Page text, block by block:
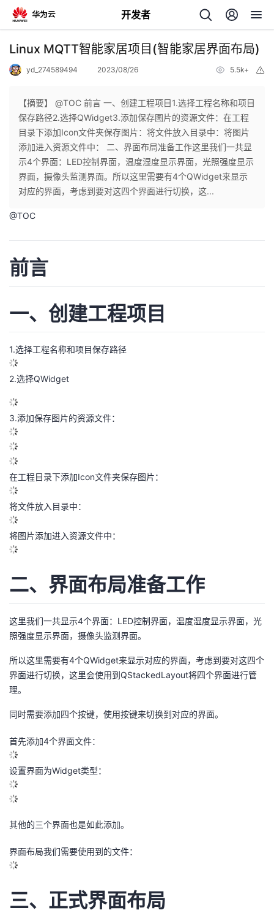
开发者
返
个
人
我
发
的
博
客
我
的
论
我
的
子
我
直
播
的
活
动
我
的
关
开
学
堂
我
课
程
的
认
证
我
的
实
我
的
藏
的
我
持
我
的
术
支
持
我
云
声
建
Linux MQTT智能家居项目(智能家居界面布局)
yd_274589494 2023/08/26 5.5k+
【摘要】 @TOC 前言 一、创建工程项目1.选择工程名称和项目
保存路径2.选择QWidget3.添加保存图片的资源文件：在工程
目录下添加Icon文件夹保存图片：将文件放入目录中：将图片
添加进入资源文件中： 二、界面布局准备工作这里我们一共显
示4个界面：LED控制界面，温度湿度显示界面，光照强度显示
界面，摄像头监测界面。所以这里需要有4个QWidget来显示
对应的界面，考虑到要对这四个界面进行切换，这...
@TOC
前言
一、创建工程项目
1.选择工程名称和项目保存路径
2.选择QWidget
3.添加保存图片的资源文件：
在工程目录下添加Icon文件夹保存图片：
将文件放入目录中：
将图片添加进入资源文件中：
二、界面布局准备工作
这里我们一共显示4个界面：LED控制界面，温度湿度显示界面，光
照强度显示界面，摄像头监测界面。
所以这里需要有4个QWidget来显示对应的界面，考虑到要对这四个
界面进行切换，这里会使用到QStackedLayout将四个界面进行管
理。
同时需要添加四个按键，使用按键来切换到对应的界面。
首先添加4个界面文件：
设置界面为Widget类型：
其他的三个界面也是如此添加。
界面布局我们需要使用到的文件：
三、正式界面布局